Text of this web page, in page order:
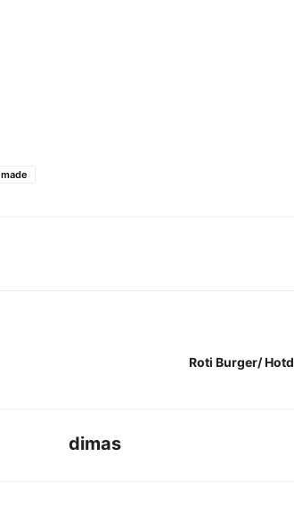
Roti Burger/
dimas